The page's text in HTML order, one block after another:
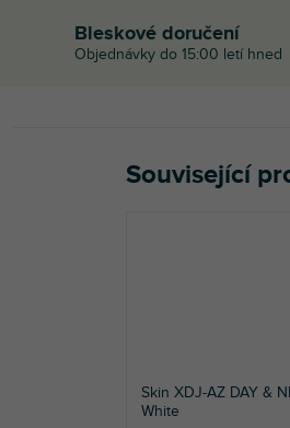
Bleskové doručení
Objednávky do 15:00 letí hned
Související
Skin XDJ-AZ DAY &
White